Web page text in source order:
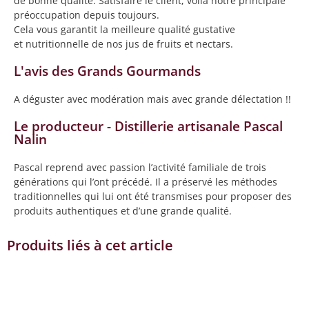
préoccupation depuis toujours.
Cela vous garantit la meilleure qualité gustative
et nutritionnelle de nos jus de fruits et nectars.
L'avis des Grands Gourmands
A déguster avec modération mais avec grande délectation !!
Le producteur - Distillerie artisanale Pascal
Nalin
Pascal reprend avec passion l’activité familiale de trois
générations qui l’ont précédé. Il a préservé les méthodes
traditionnelles qui lui ont été transmises pour proposer des
produits authentiques et d’une grande qualité.
Produits liés à cet article